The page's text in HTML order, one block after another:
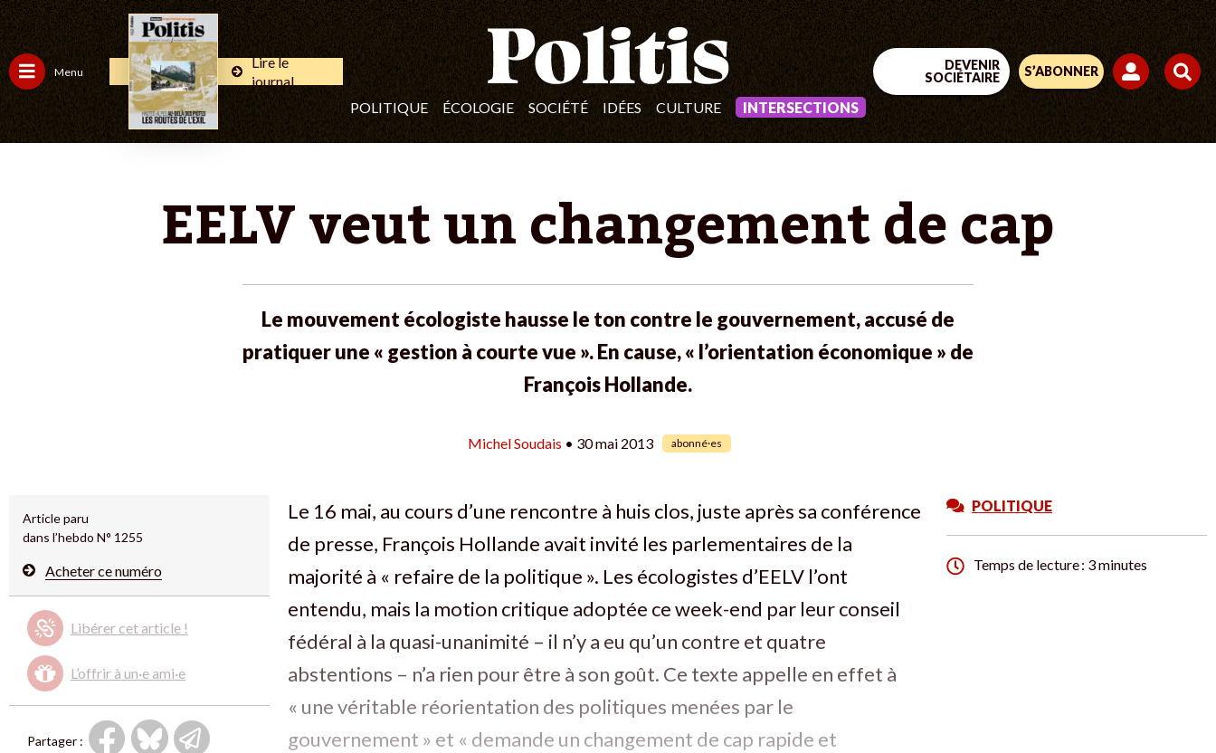
Menu
Lire le
journal
POLITIQUE
ÉCOLOGIE SOCIÉTÉ IDÉES CULTURE INTERSECTIONS
DEVENIR
SOCIÉTAIRE
S’ABONNER
EELV veut un changement de cap
Le mouvement écologiste hausse le ton contre le gouvernement, accusé de
pratiquer une « gestion à courte vue ». En cause, « l’orientation économique » de
François Hollande.
Michel Soudais • 30 mai 2013 abonné·es
Article paru
dans l’hebdo N° 1255
Acheter ce numéro
Libérer cet article !
L’offrir à un·e ami·e
Partager :
Le 16 mai, au cours d’une rencontre à huis clos, juste après sa conférence
de presse, François Hollande avait invité les parlementaires de la
majorité à « refaire de la politique ». Les écologistes d’EELV l’ont
entendu, mais la motion critique adoptée ce week-end par leur conseil
fédéral à la quasi-unanimité – il n’y a eu qu’un contre et quatre
abstentions – n’a rien pour être à son goût. Ce texte appelle en effet à
« une véritable réorientation des politiques menées par le
gouvernement » et « demande un changement de cap rapide et
POLITIQUE
Temps de lecture : 3 minutes